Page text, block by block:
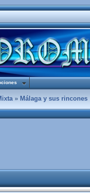
» Málaga y sus rincones